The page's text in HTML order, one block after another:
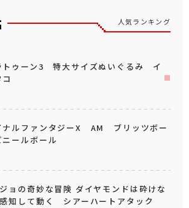
人気ランキング
トゥーン3 特大サイズぬいぐるみ イ
ナルファンタジーX AM ブリッツボー
ニールボール
ジョの奇妙な冒険 ダイヤモンドは砕けな
知して動く シアーハートアタック